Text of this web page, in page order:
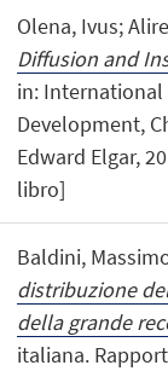
Olena, Ivus;
Diffusion and
in:
Development,
Edward Elgar,
libro]
Baldini,
distribuzione
della grande
italiana.